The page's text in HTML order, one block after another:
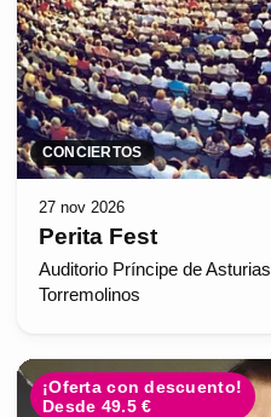
CONCIERTOS
27 nov 2026
Perita Fest
Auditorio Príncipe de Asturias
Torremolinos
¡Oferta con descuento!
Desde 49.5 €